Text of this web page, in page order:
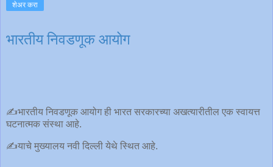
शेअर करा
भारतीय निवडणूक आयोग
✍️भारतीय निवडणूक आयोग ही भारत सरकारच्या अखत्यारीतील एक स्वायत्त
घटनात्मक संस्था आहे.
✍️याचे मुख्यालय नवी दिल्ली येथे स्थित आहे.